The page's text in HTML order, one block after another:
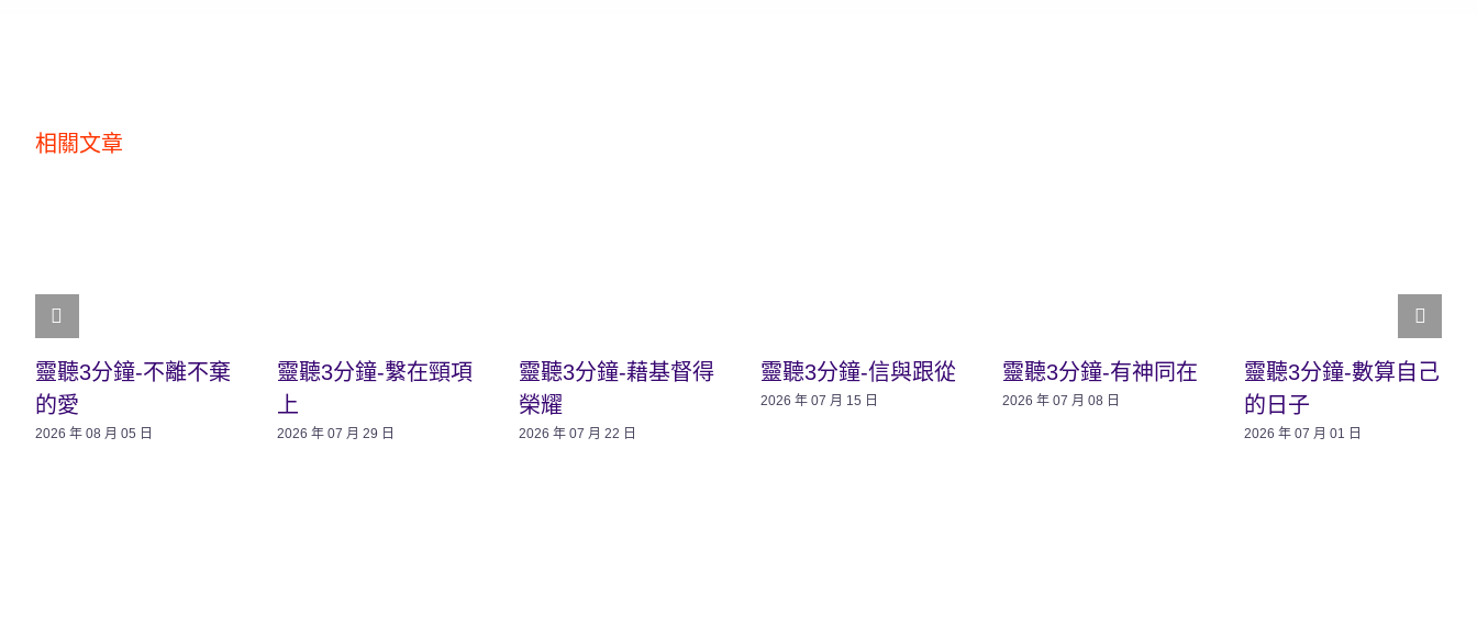
相關文章
靈聽3分鐘-不離不棄
的愛
2026 年 08 月 05 日
靈聽3分鐘-繫在頸項
上
2026 年 07 月 29 日
靈聽3分鐘-藉基督得
榮耀
2026 年 07 月 22 日
靈聽3分鐘-信與跟從
2026 年 07 月 15 日
靈聽3分鐘-有神同在
2026 年 07 月 08 日
靈聽3分鐘-數算自己
的日子
2026 年 07 月 01 日